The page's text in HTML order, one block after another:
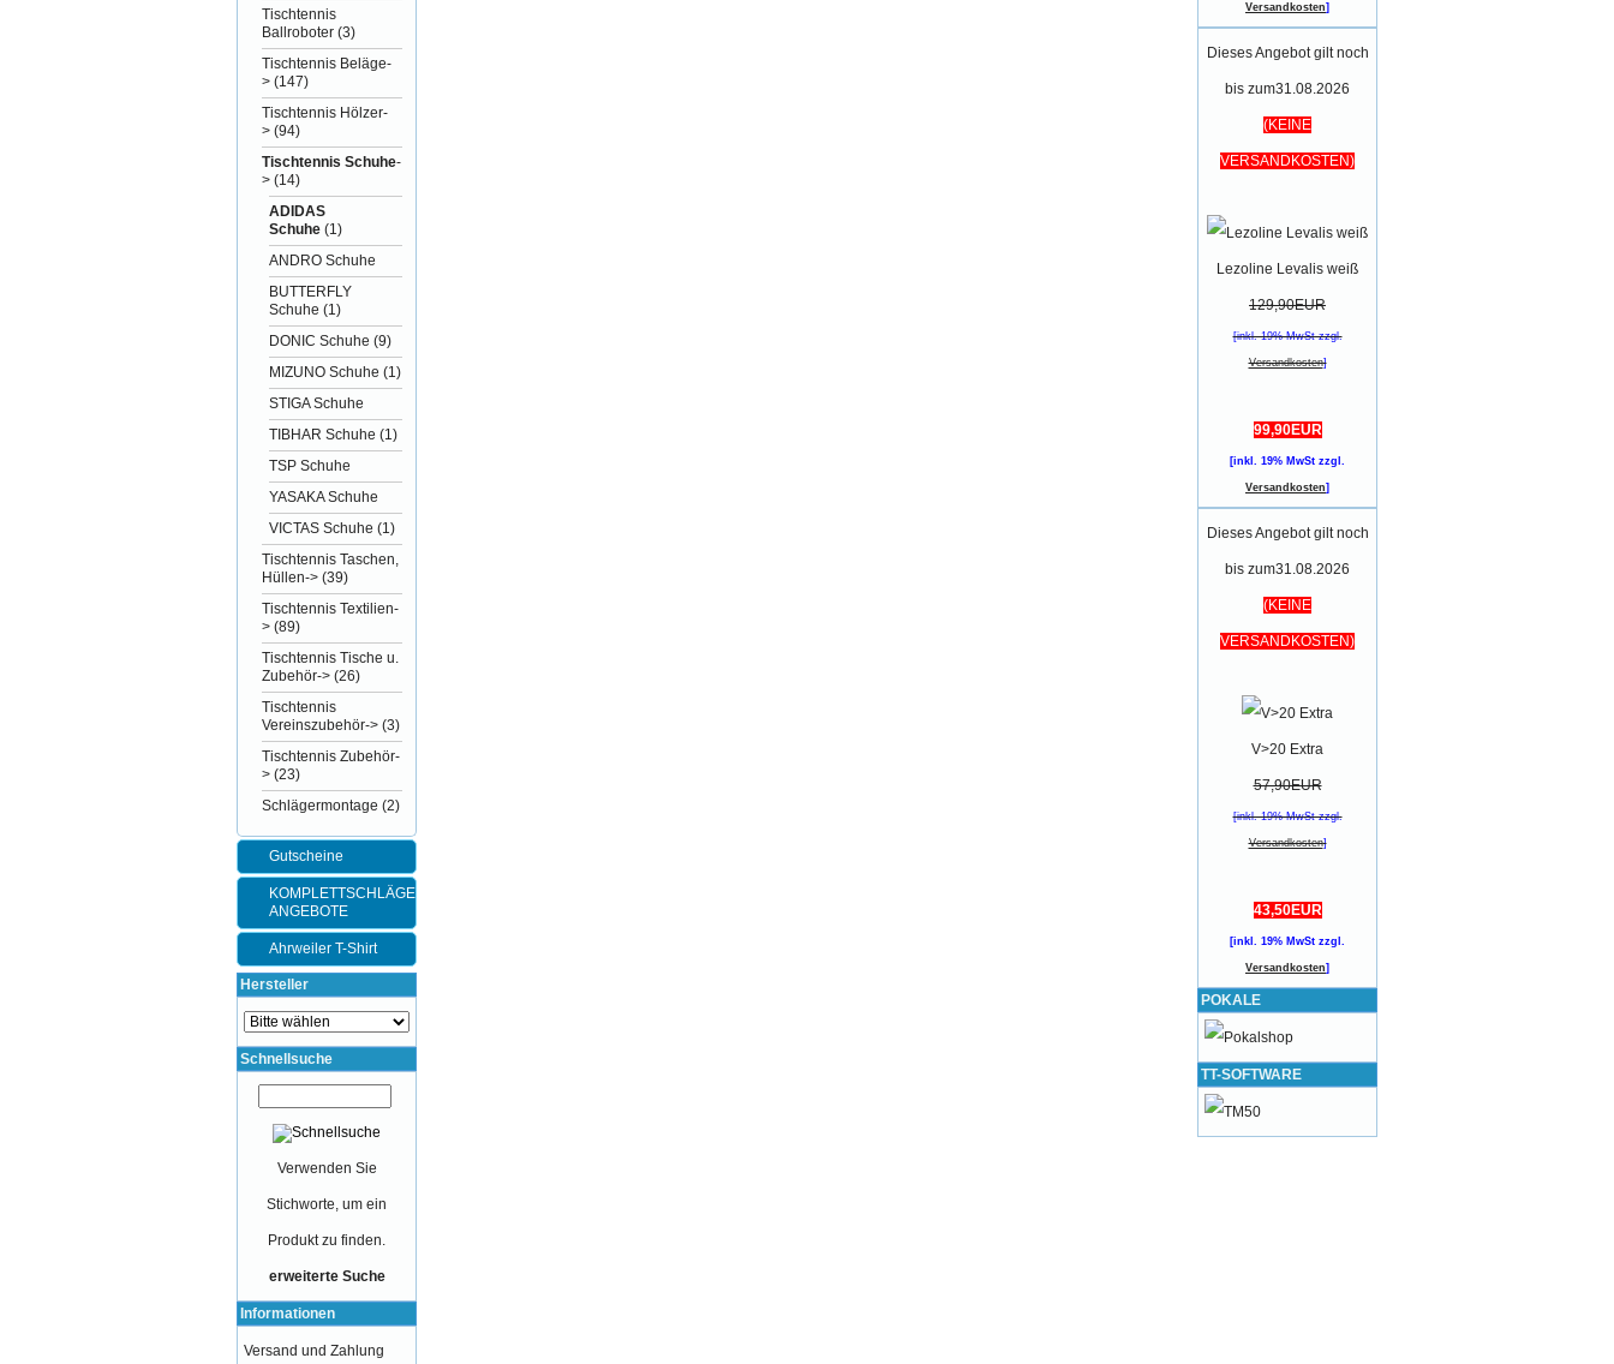
Tischtennis
Ballroboter (3)
Tischtennis Beläge-
> (147)
Tischtennis Hölzer-
> (94)
Tischtennis Schuhe-
> (14)
ADIDAS
Schuhe (1)
ANDRO Schuhe
BUTTERFLY
Schuhe (1)
DONIC Schuhe (9)
MIZUNO Schuhe (1)
STIGA Schuhe
TIBHAR Schuhe (1)
TSP Schuhe
YASAKA Schuhe
VICTAS Schuhe (1)
Tischtennis Taschen,
Hüllen-> (39)
Tischtennis Textilien-
> (89)
Tischtennis Tische u.
Zubehör-> (26)
Tischtennis
Vereinszubehör-> (3)
Tischtennis Zubehör-
> (23)
Schlägermontage (2)
Gutscheine
KOMPLETTSCHLÄGER-
ANGEBOTE
Ahrweiler T-Shirt
Hersteller
Schnellsuche
Verwenden Sie
Stichworte, um ein
Produkt zu finden.
erweiterte Suche
Informationen
Versand und Zahlung
Versandkosten]
Dieses Angebot gilt noch
bis zum31.08.2026
(KEINE
VERSANDKOSTEN)
Lezoline Levalis weiß
129,90EUR
[inkl. 19% MwSt zzgl.
Versandkosten]
99,90EUR
[inkl. 19% MwSt zzgl.
Versandkosten]
Dieses Angebot gilt noch
bis zum31.08.2026
(KEINE
VERSANDKOSTEN)
V>20 Extra
57,90EUR
[inkl. 19% MwSt zzgl.
Versandkosten]
43,50EUR
[inkl. 19% MwSt zzgl.
Versandkosten]
POKALE
TT-SOFTWARE